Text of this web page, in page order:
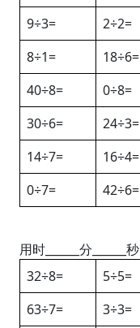
9÷3=
2÷2=
8÷1=
18÷6=
40÷8=
0÷8=
30÷6=
24÷3=
14÷7=
16÷4=
0÷7=
42÷6=
用时______分______秒
32÷8=
5÷5=
63÷7=
3÷3=